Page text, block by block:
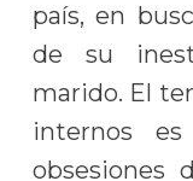
país, en
de su
marido. El
internos
obsesiones